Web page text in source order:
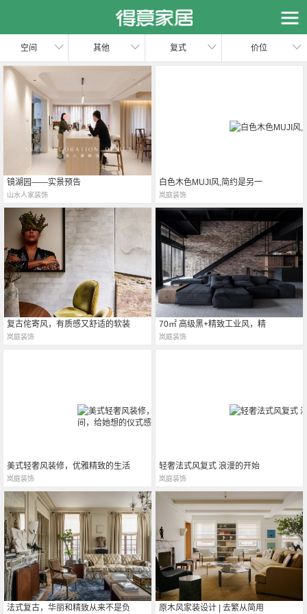
空间 其他 复式 价位
镜湖园——实景预告
山水人家装饰
白色木色MUJI风,简约是另一
岚庭装饰
复古侘寄风，有质感又舒适的软装
岚庭装饰
70㎡ 高级黑+精致工业风，精
岚庭装饰
美式轻奢风装修，优雅精致的生活
岚庭装饰
轻奢法式风复式 浪漫的开始
岚庭装饰
法式复古，华丽和精致从来不是负 原木风家装设计 | 去繁从简用